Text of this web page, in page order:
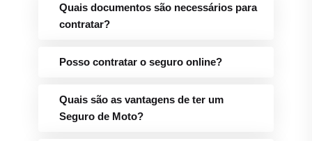
Quais documentos são necessários para
contratar?
Posso contratar o seguro online?
Quais são as vantagens de ter um
Seguro de Moto?